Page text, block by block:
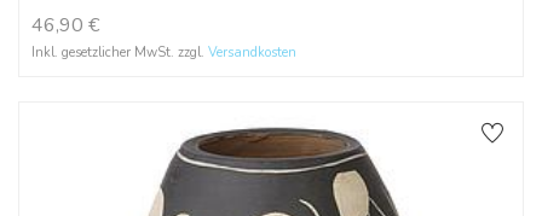
46,90 €
Inkl. gesetzlicher MwSt. zzgl. Versandkosten